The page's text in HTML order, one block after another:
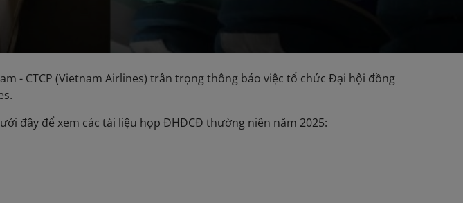
- CTCP (Vietnam Airlines) trân trọng thông báo việc tổ chức Đại hội đồng
đây để xem các tài liệu họp ĐHĐCĐ thường niên năm 2025: